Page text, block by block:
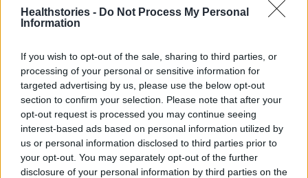
Healthstories - Do Not Process My Personal
Information
If you wish to opt-out of the sale, sharing to third parties, or
processing of your personal or sensitive information for
targeted advertising by us, please use the below opt-out
section to confirm your selection. Please note that after your
opt-out request is processed you may continue seeing
interest-based ads based on personal information utilized by
us or personal information disclosed to third parties prior to
your opt-out. You may separately opt-out of the further
disclosure of your personal information by third parties on the
ΥΓΕΊΑ
ΥΓΕΊΑ
ιβερμεκτίνη και είχαν σοβαρές
παρενέργειες”
13 Φεβρουαρίου 2022
Παράταση αεροπορικών οδηγιών
για πτήσεις από και προς τα νησιά
έως τις 13 Σεπτεμβρίου
5 Σεπτεμβρίου 2021